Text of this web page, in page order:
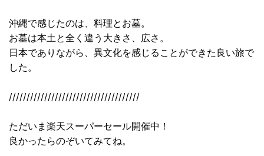
沖縄で感じたのは、料理とお墓。
お墓は本土と全く違う大きさ、広さ。
日本でありながら、異文化を感じることができた良い旅で
した。
/////////////////////////////////////
ただいま楽天スーパーセール開催中！
良かったらのぞいてみてね。